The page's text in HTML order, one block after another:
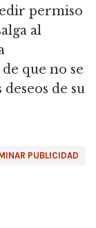
permiso
al
que no se
de su
PUBLICIDAD